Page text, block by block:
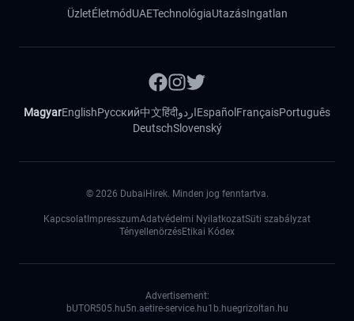
ÜzletÉletmódUAETechnológiaUtazásIngatlan
MagyarEnglishРусский中文हिंदीاردوEspañol FrançaisPortuguês
DeutschSlovenský
© 2026 DubaiHirek. Minden jog fenntartva.
Kapcsolat ImpresszumAdatvédelmi NyilatkozatSüti szabályzat
TényellenörzésEtikai Kódex
Advertisement:
bUTOR505.hu5n.aetire-service.hu1b.huegrizoltan.hu